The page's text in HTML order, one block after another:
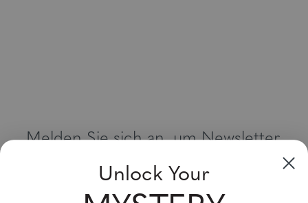
Melden Sie sich an, um Newsletter,
Sonderangebote und Gutscheine zu
erhalten
Bitte geben Sie Ihre E-Mail Adresse ein und abonnieren Sie!
Unlock Your